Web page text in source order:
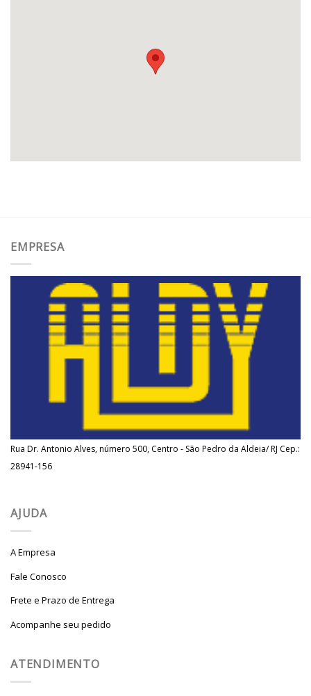
EMPRESA
Rua Dr. Antonio Alves, número 500, Centro - São Pedro da Aldeia/ RJ Cep.:
28941-156
AJUDA
A Empresa
Fale Conosco
Frete e Prazo de Entrega
Acompanhe seu pedido
ATENDIMENTO